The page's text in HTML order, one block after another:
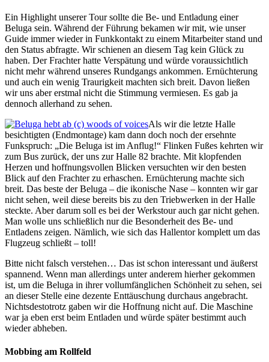
Ein Highlight unserer Tour sollte die Be- und Entladung einer
Beluga sein. Während der Führung bekamen wir mit, wie unser
Guide immer wieder in Funkkontakt zu einem Mitarbeiter stand und
den Status abfragte. Wir schienen an diesem Tag kein Glück zu
haben. Der Frachter hatte Verspätung und würde voraussichtlich
nicht mehr während unseres Rundgangs ankommen. Ernüchterung
und auch ein wenig Traurigkeit machten sich breit. Davon ließen
wir uns aber erstmal nicht die Stimmung vermiesen. Es gab ja
dennoch allerhand zu sehen.
Als wir die letzte Halle
besichtigten (Endmontage) kam dann doch noch der ersehnte
Funkspruch: „Die Beluga ist im Anflug!“ Flinken Fußes kehrten wir
zum Bus zurück, der uns zur Halle 82 brachte. Mit klopfenden
Herzen und hoffnungsvollen Blicken versuchten wir den besten
Blick auf den Frachter zu erhaschen. Ernüchterung machte sich
breit. Das beste der Beluga – die ikonische Nase – konnten wir gar
nicht sehen, weil diese bereits bis zu den Triebwerken in der Halle
steckte. Aber darum soll es bei der Werkstour auch gar nicht gehen.
Man wolle uns schließlich nur die Besonderheit des Be- und
Entladens zeigen. Nämlich, wie sich das Hallentor komplett um das
Flugzeug schließt – toll!
Bitte nicht falsch verstehen… Das ist schon interessant und äußerst
spannend. Wenn man allerdings unter anderem hierher gekommen
ist, um die Beluga in ihrer vollumfänglichen Schönheit zu sehen, sei
an dieser Stelle eine dezente Enttäuschung durchaus angebracht.
Nichtsdestotrotz gaben wir die Hoffnung nicht auf. Die Maschine
war ja eben erst beim Entladen und würde später bestimmt auch
wieder abheben.
Mobbing am Rollfeld